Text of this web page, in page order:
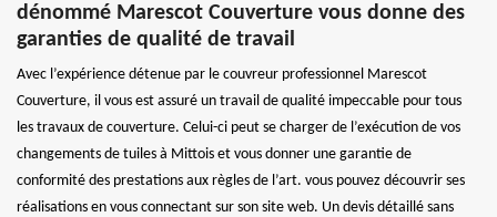
dénommé Marescot Couverture vous donne des
garanties de qualité de travail
Avec l’expérience détenue par le couvreur professionnel Marescot
Couverture, il vous est assuré un travail de qualité impeccable pour tous
les travaux de couverture. Celui-ci peut se charger de l’exécution de vos
changements de tuiles à Mittois et vous donner une garantie de
conformité des prestations aux règles de l’art. vous pouvez découvrir ses
réalisations en vous connectant sur son site web. Un devis détaillé sans